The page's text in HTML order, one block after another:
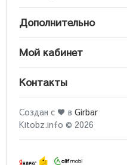
Дополнительно
Мой кабинет
Контакты
Создан с ♥ в Girbar
Kitobz.info © 2026